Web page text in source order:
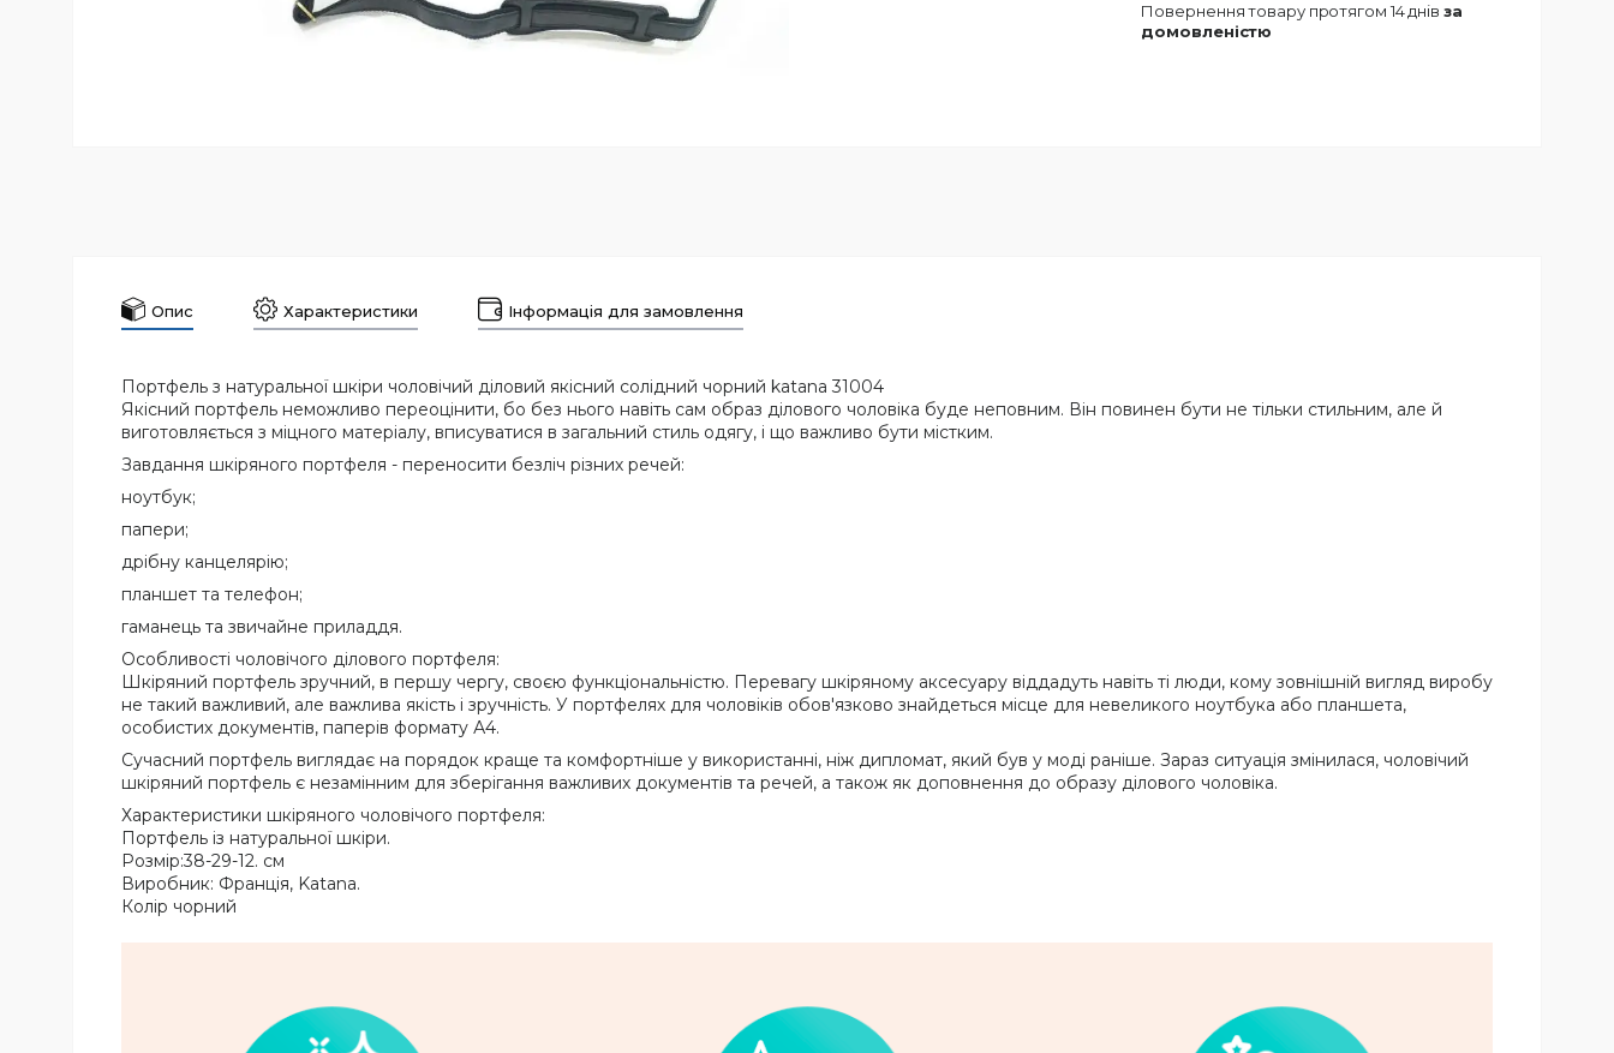
повернення товару протягом 14 днів за
домовленістю
Опис Характеристики Інформація для замовлення
Портфель з натуральної шкіри чоловічий діловий якісний солідний чорний katana 31004
Якісний портфель неможливо переоцінити, бо без нього навіть сам образ ділового чоловіка буде неповним. Він повинен бути не тільки стильним, але й
виготовляється з міцного матеріалу, вписуватися в загальний стиль одягу, і що важливо бути містким.
Завдання шкіряного портфеля - переносити безліч різних речей:
ноутбук;
папери;
дрібну канцелярію;
планшет та телефон;
гаманець та звичайне приладдя.
Особливості чоловічого ділового портфеля:
Шкіряний портфель зручний, в першу чергу, своєю функціональністю. Перевагу шкіряному аксесуару віддадуть навіть ті люди, кому зовнішній вигляд виробу
не такий важливий, але важлива якість і зручність. У портфелях для чоловіків обов'язково знайдеться місце для невеликого ноутбука або планшета,
особистих документів, паперів формату А4.
Сучасний портфель виглядає на порядок краще та комфортніше у використанні, ніж дипломат, який був у моді раніше. Зараз ситуація змінилася, чоловічий
шкіряний портфель є незамінним для зберігання важливих документів та речей, а також як доповнення до образу ділового чоловіка.
Характеристики шкіряного чоловічого портфеля:
Портфель із натуральної шкіри.
Розмір:38-29-12. см
Виробник: Франція, Katana.
Колір чорний